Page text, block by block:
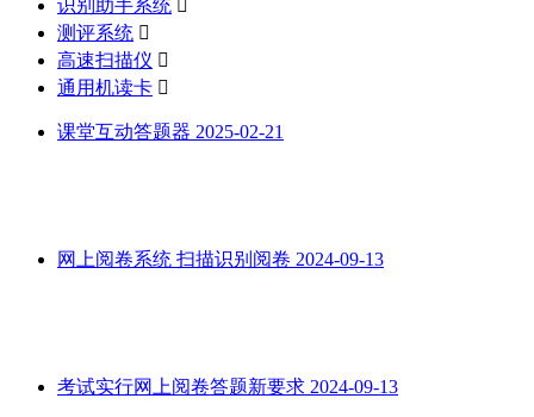
识别助手系统 
测评系统 
高速扫描仪 
通用机读卡 
课堂互动答题器 2025-02-21
网上阅卷系统 扫描识别阅卷 2024-09-13
考试实行网上阅卷答题新要求 2024-09-13